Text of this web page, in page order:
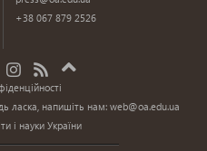
+38 067 879 2526
ласка, напишіть нам:web@oa.edu.ua
і науки України